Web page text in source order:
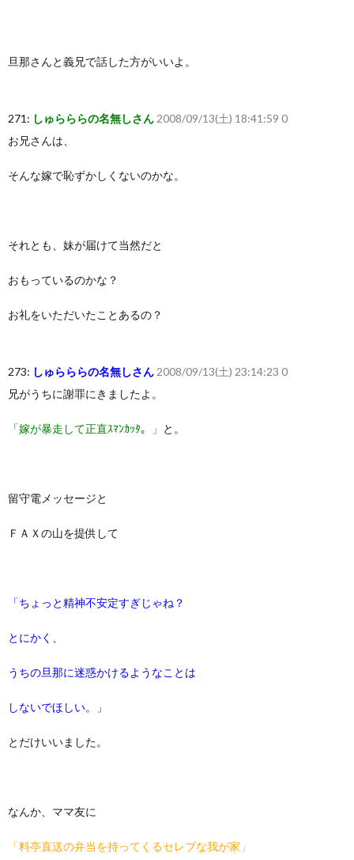
旦那さんと義兄で話した方がいいよ。
271: しゅらららの名無しさん 2008/09/13(土) 18:41:59 0
お兄さんは、
そんな嫁で恥ずかしくないのかな。
それとも、妹が届けて当然だと
おもっているのかな？
お礼をいただいたことあるの？
273: しゅらららの名無しさん 2008/09/13(土) 23:14:23 0
兄がうちに謝罪にきましたよ。
「嫁が暴走して正直ｽﾏﾝｶｯﾀ。」 と。
留守電メッセージと
ＦＡＸの山を提供して
「ちょっと精神不安定すぎじゃね？
とにかく、
うちの旦那に迷惑かけるようなことは
しないでほしい。」
とだけいいました。
なんか、ママ友に
「料亭直送の弁当を持ってくるセレブな我が家」